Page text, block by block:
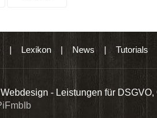
| Lexikon| News | Tutorials
- Leistungen für